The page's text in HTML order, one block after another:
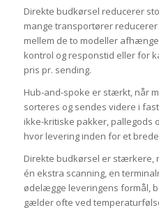
Direkte budkørsel reducerer
mange transportører
mellem de to modeller
kontrol og responstid eller for
pris pr. sending.
Hub-and-spoke er stærkt, når
sorteres og sendes videre i
ikke-kritiske pakker, pallegods
hvor levering inden for et
Direkte budkørsel er stærkere,
én ekstra scanning, en
ødelægge leveringens formål,
gælder ofte ved